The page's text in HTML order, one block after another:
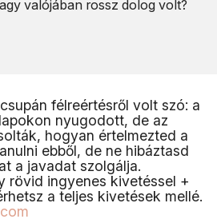
valójában rossz dolog volt?
félreértésről volt szó: a
nyugodott, de az
hogyan értelmezted a
ebből, de ne hibáztasd
a javadat szolgálja.
rövid ingyenes kivetéssel +
a teljes kivetések mellé.